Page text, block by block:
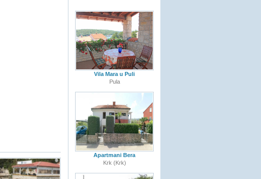
Vila Mara u Puli
Pula
Apartmani Bera
Krk (Krk)